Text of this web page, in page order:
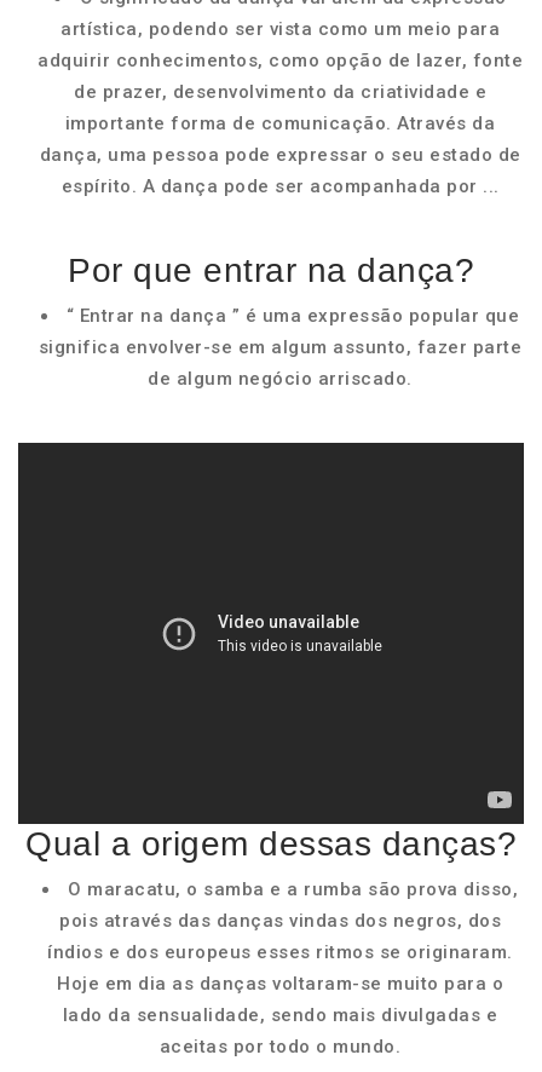
artística, podendo ser vista como um meio para
adquirir conhecimentos, como opção de lazer, fonte
de prazer, desenvolvimento da criatividade e
importante forma de comunicação. Através da
dança, uma pessoa pode expressar o seu estado de
espírito. A dança pode ser acompanhada por ...
Por que entrar na dança?
“ Entrar na dança ” é uma expressão popular que
significa envolver-se em algum assunto, fazer parte
de algum negócio arriscado.
Qual a origem dessas danças?
O maracatu, o samba e a rumba são prova disso,
pois através das danças vindas dos negros, dos
índios e dos europeus esses ritmos se originaram.
Hoje em dia as danças voltaram-se muito para o
lado da sensualidade, sendo mais divulgadas e
aceitas por todo o mundo.